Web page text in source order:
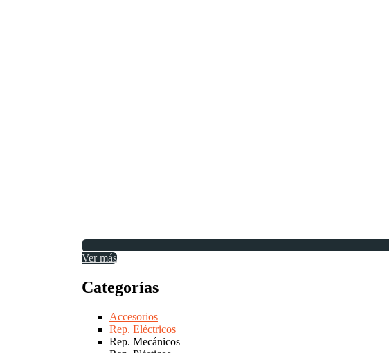
Ver más
Categorías
Accesorios
Rep. Eléctricos
Rep. Mecánicos